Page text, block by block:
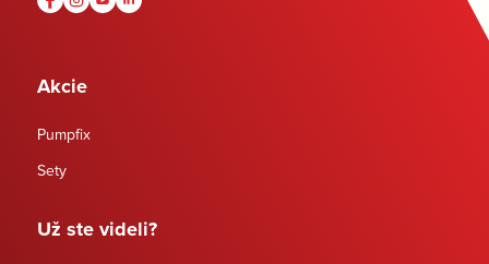
Akcie
Pumpfix
Sety
Už ste videli?